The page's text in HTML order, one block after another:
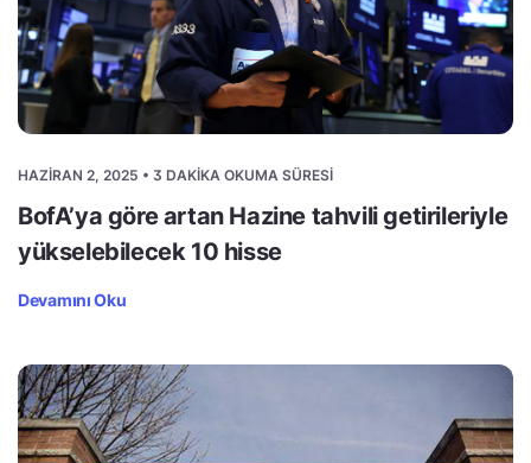
HAZIRAN 2, 2025 • 3 DAKIKA OKUMA SÜRESI
BofA’ya göre artan Hazine tahvili getirileriyle
yükselebilecek 10 hisse
Devamını Oku